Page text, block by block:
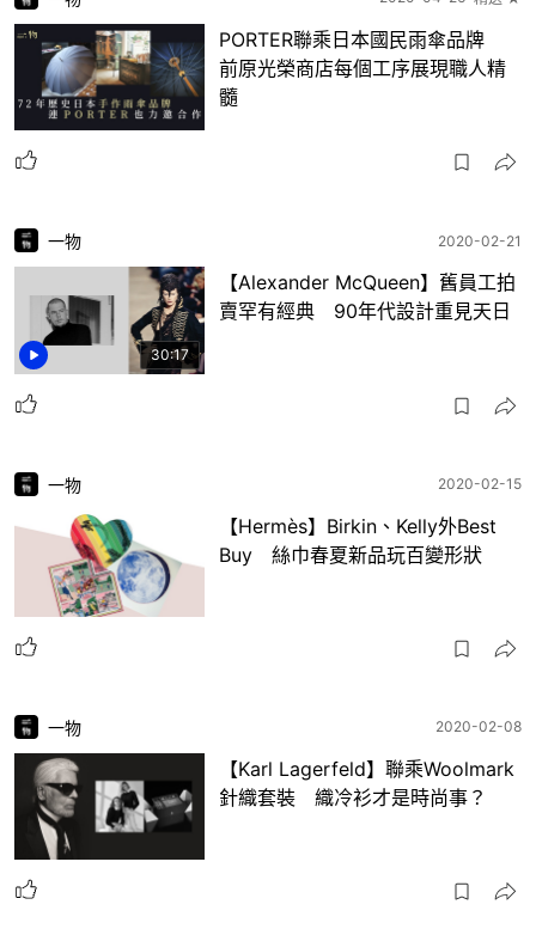
PORTER聯乘日本國民雨傘品牌
前原光榮商店每個工序展現職人精
髓
30:17
一物 2020-02-21
【Alexander McQueen】舊員工拍
賣罕有經典 90年代設計重見天日
一物 2020-02-15
【Hermès】Birkin、Kelly外Best
Buy 絲巾春夏新品玩百變形狀
一物 2020-02-08
【Karl Lagerfeld】聯乘Woolmark
針織套裝 織冷衫才是時尚事？